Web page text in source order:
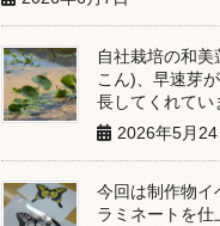
自社栽培の和美
こん)、早速芽
長してくれてい
2026年5月24
今回は制作物イ
ラミネートを仕